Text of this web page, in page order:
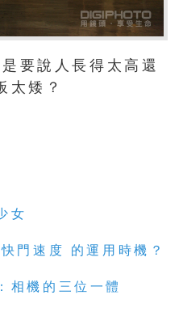
要說人長得太高還
太矮？
女
門速度 的運用時機？
相機的三位一體